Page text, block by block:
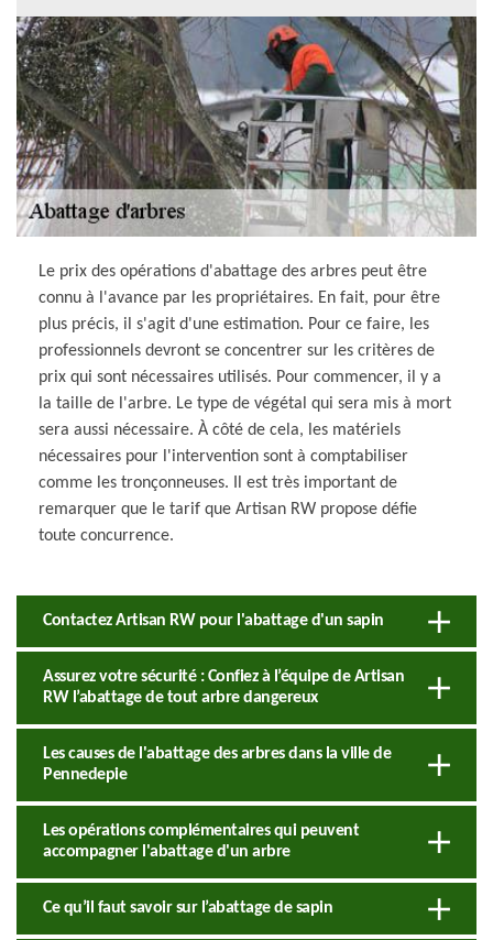
Le prix des opérations d'abattage des arbres peut être
connu à l'avance par les propriétaires. En fait, pour être
plus précis, il s'agit d'une estimation. Pour ce faire, les
professionnels devront se concentrer sur les critères de
prix qui sont nécessaires utilisés. Pour commencer, il y a
la taille de l'arbre. Le type de végétal qui sera mis à mort
sera aussi nécessaire. À côté de cela, les matériels
nécessaires pour l'intervention sont à comptabiliser
comme les tronçonneuses. Il est très important de
remarquer que le tarif que Artisan RW propose défie
toute concurrence.
Contactez Artisan RW pour l'abattage d'un sapin
Assurez votre sécurité : Confiez à l’équipe de Artisan
RW l’abattage de tout arbre dangereux
Les causes de l'abattage des arbres dans la ville de
Pennedepie
Les opérations complémentaires qui peuvent
accompagner l'abattage d'un arbre
Ce qu’il faut savoir sur l’abattage de sapin